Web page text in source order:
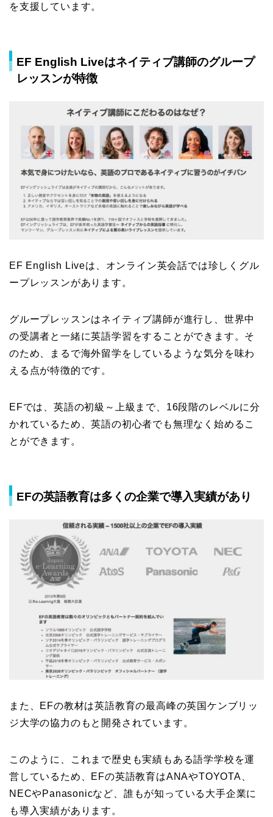
を支援しています。
EF English Liveはネイティブ講師のグループ
レッスンが特徴
EF English Liveは、オンライン英会話では珍しくグル
ープレッスンがあります。
グループレッスンはネイティブ講師が進行し、世界中
の受講者と一緒に英語学習をすることができます。そ
のため、まるで海外留学をしているような気分を味わ
える点が特徴的です。
EFでは、英語の初級～上級まで、16段階のレベルに分
かれているため、英語の初心者でも無理なく始めるこ
とができます。
EFの英語教育は多くの企業で導入実績があり
また、EFの教材は英語教育の最高峰の英国ケンブリッ
ジ大学の協力のもと開発されています。
このように、これまで歴史も実績もある語学学校を運
営しているため、EFの英語教育はANAやTOYOTA、
NECやPanasonicなど、誰もが知っている大手企業に
も導入実績があります。